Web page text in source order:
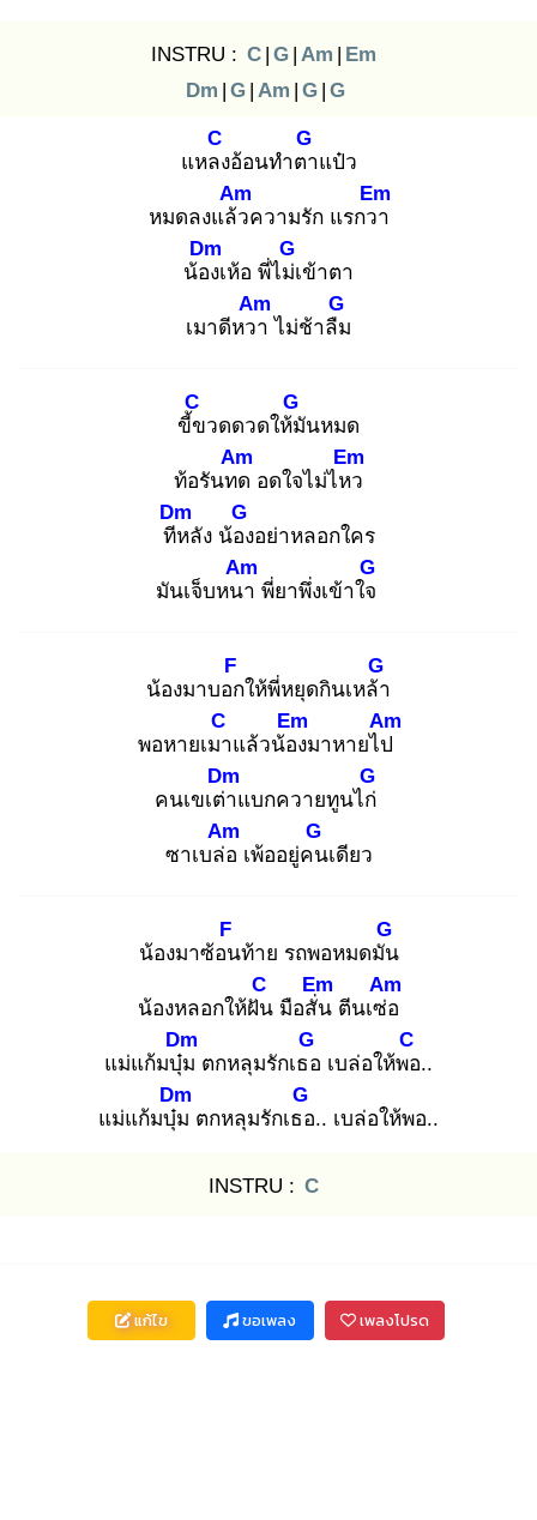
INSTRU : C | G | Am | Em
Dm | G | Am | G | G
แหลง
C
อ้อนทำตา
G
แป๋ว
หมดลงแล้ว
Am
ความรัก แรกวา
Em
น้อง
Dm
เห้อ พี่ไม่เ
G
ข้าตา
เมาดีหวา
Am
ไม่ช้าลืม
G
ขี้ข
C
วดดวดให้มั
G
นหมด
ท้อรันทด
Am
อดใจไม่ไหว
Em
ทีห
Dm
ลัง น้อง
G
อย่าหลอกใคร
มันเจ็บหนา
Am
พี่ยาพึ่งเข้าใจ
G
น้องมาบอก
F
ให้พี่หยุดกินเหล้า
G
พอหายเมา
C
แล้วน้อง
Em
มาหายไป
Am
คนเขเต่า
Dm
แบกควายทูนไก่
G
ซาเบล่อ
Am
เพ้ออยู่คน
G
เดียว
น้องมาซ้อน
F
ท้าย รถพอหมดมัน
G
น้องหลอกให้ฝัน
C
มือสั่น
Em
ตีนเซ่อ
Am
แม่แก้มบุ๋ม
Dm
ตกหลุมรักเธอ
G
เบล่อให้พอ
C
..
แม่แก้มบุ๋ม
Dm
ตกหลุมรักเธอ
G
.. เบล่อให้พอ..
INSTRU : C
แก้ไข ขอเพลง เพลงโปรด